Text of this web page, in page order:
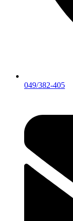
049/382-405